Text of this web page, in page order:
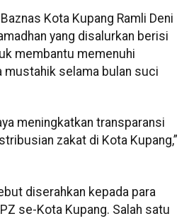
Kota Kupang Ramli Deni
yang disalurkan berisi
membantu memenuhi
mustahik selama bulan suci
meningkatkan transparansi
zakat di Kota Kupang,”
diserahkan kepada para
se-Kota Kupang. Salah satu